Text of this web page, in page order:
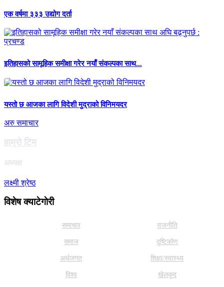
एक वर्षमा ३३३ उद्योग दर्ता
इतिहासको सामूहिक समीक्षा गरेर नयाँ संकल्पका साथ...
यस्तो छ आजका लागि विदेशी मुद्राको विनिमयदर
अरु समाचार
हाम्राे टिम
अध्यक्ष
लक्ष्मी श्रेष्ठ
विशेष क्याटेगाेरी
समाचार राजनीति
समाज दृष्टिकोण
अर्थजगत शिक्षा/स्वास्थ्य
विश्व खेलकुद